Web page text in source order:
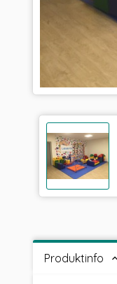
Produktinfo